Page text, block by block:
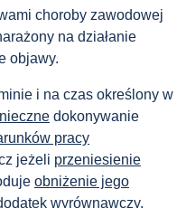
choroby zawodowej
na działanie
objawy.
i na czas określony w
dokonywanie
pracy
jeżeli przeniesienie
obniżenie jego
wyrównawczy,